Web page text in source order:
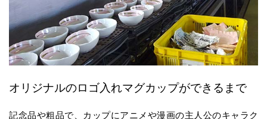
オリジナルのロゴ入れマグカップができるまで
記念品や粗品で、カップにアニメや漫画の主人公のキャラク